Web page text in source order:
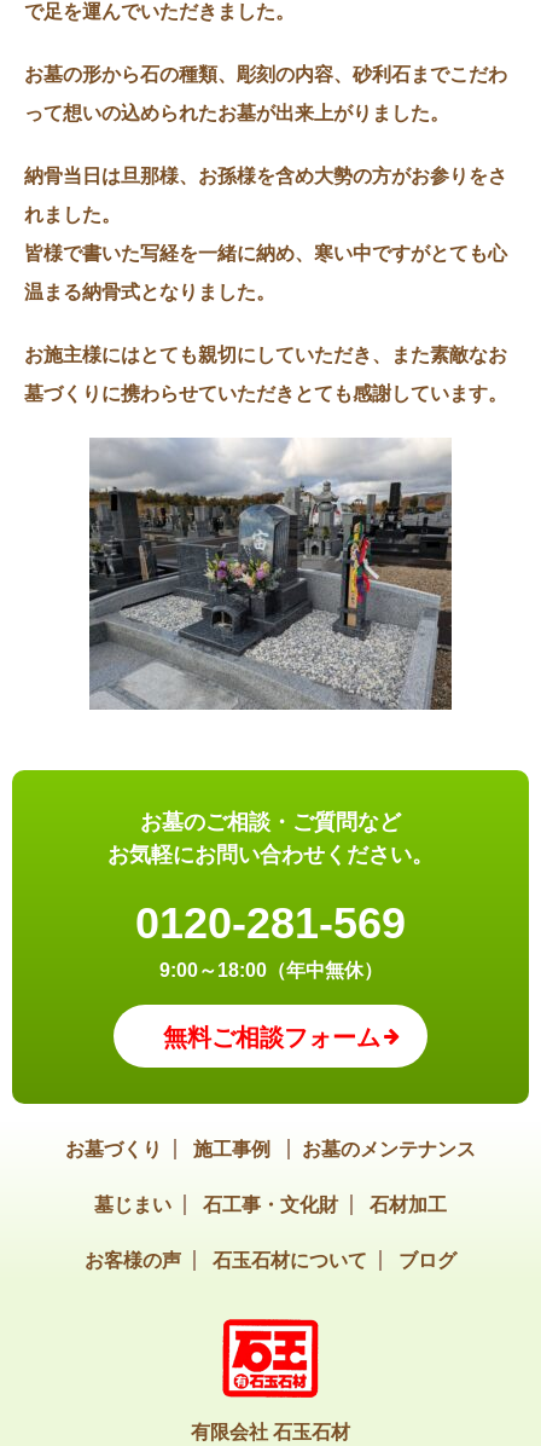
で足を運んでいただきました。
お墓の形から石の種類、彫刻の内容、砂利石までこだわ
って想いの込められたお墓が出来上がりました。
納骨当日は旦那様、お孫様を含め大勢の方がお参りをさ
れました。
皆様で書いた写経を一緒に納め、寒い中ですがとても心
温まる納骨式となりました。
お施主様にはとても親切にしていただき、また素敵なお
墓づくりに携わらせていただきとても感謝しています。
お墓のご相談・ご質問など
お気軽にお問い合わせください。
0120-281-569
9:00～18:00（年中無休）
無料ご相談フォーム
お墓づくり 施工事例 お墓のメンテナンス
墓じまい 石工事・文化財 石材加工
お客様の声 石玉石材について ブログ
有限会社 石玉石材